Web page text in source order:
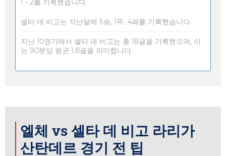
1 - 2를 기록했습니다.
셀타 데 비고는 지난달에 5승, 1무, 4패를 기록했습니다.
지난 10경기에서 셀타 데 비고는 총 18골을 기록했으며, 이
는 90분당 평균 1.8골을 의미합니다.
엘체 vs 셀타 데 비고 라리가
산탄데르 경기 전 팁